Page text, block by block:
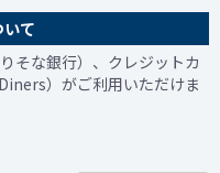
て
そな銀行）、クレジットカ
）がご利用いただけま